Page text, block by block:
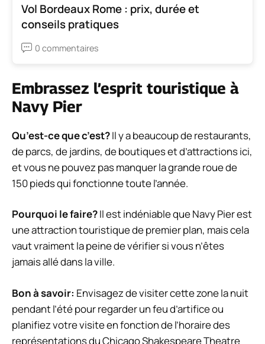
Vol Bordeaux Rome : prix, durée et
conseils pratiques
0 commentaires
Embrassez l’esprit touristique à
Navy Pier
Qu’est-ce que c’est?Il y a beaucoup de restaurants,
de parcs, de jardins, de boutiques et d’attractions ici,
et vous ne pouvez pas manquer la grande roue de
150 pieds qui fonctionne toute l’année.
Pourquoi le faire?Il est indéniable que Navy Pier est
une attraction touristique de premier plan, mais cela
vaut vraiment la peine de vérifier si vous n’êtes
jamais allé dans la ville.
Bon à savoir: Envisagez de visiter cette zone la nuit
pendant l’été pour regarder un feu d’artifice ou
planifiez votre visite en fonction de l’horaire des
représentations du Chicago Shakespeare Theatre